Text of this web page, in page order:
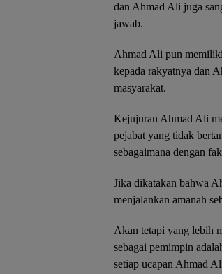
dan Ahmad Ali juga
jawab.
Ahmad Ali pun
kepada rakyatnya dan
masyarakat.
Kejujuran Ahmad Ali
pejabat yang tidak
sebagaimana dengan
Jika dikatakan bahwa
menjalankan amanah
Akan tetapi yang lebih
sebagai pemimpin
setiap ucapan Ahmad